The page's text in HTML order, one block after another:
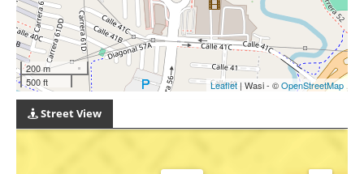
200 m
500 ft
Leaflet | Wasi - ©OpenStreetMap
Street View